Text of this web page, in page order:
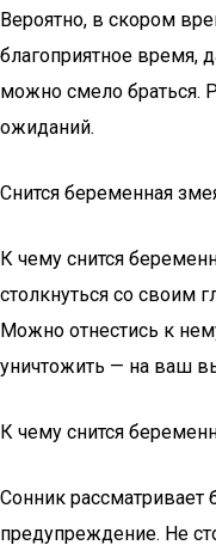
Вероятно, в скором
благоприятное время,
можно смело браться.
ожиданий.
Снится беременная
К чему снится
столкнуться со своим
Можно отнестись к
уничтожить — на ваш
К чему снится
Сонник
предупреждение. Не